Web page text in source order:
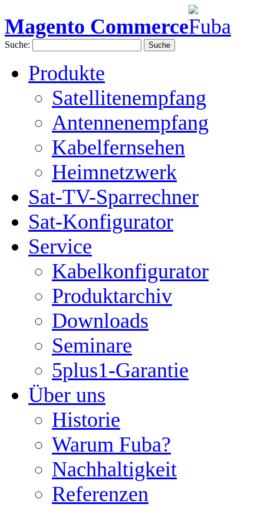
Magento Commerce
Suche: Suche
Produkte
Satellitenempfang
Antennenempfang
Kabelfernsehen
Heimnetzwerk
Sat-TV-Sparrechner
Sat-Konfigurator
Service
Kabelkonfigurator
Produktarchiv
Downloads
Seminare
5plus1-Garantie
Über uns
Historie
Warum Fuba?
Nachhaltigkeit
Referenzen